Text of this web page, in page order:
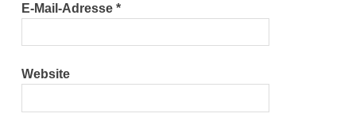
E-Mail-Adresse*
Website